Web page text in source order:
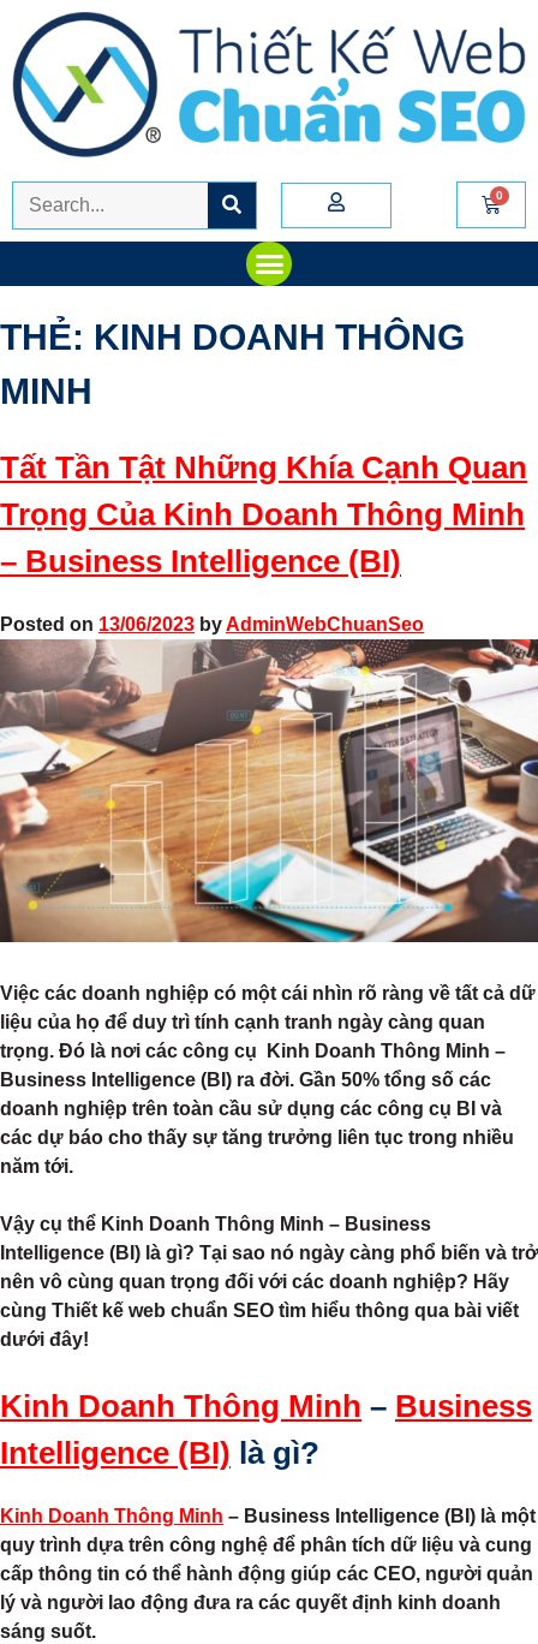
THẺ: KINH DOANH THÔNG
MINH
Tất Tần Tật Những Khía Cạnh Quan
Trọng Của Kinh Doanh Thông Minh
– Business Intelligence (BI)
Posted on 13/06/2023 byAdminWebChuanSeo
Việc các doanh nghiệp có một cái nhìn rõ ràng về tất cả dữ
liệu của họ để duy trì tính cạnh tranh ngày càng quan
trọng. Đó là nơi các công cụ
Kinh Doanh Thông Minh –
Business Intelligence (BI) ra đời. Gần 50% tổng số các
doanh nghiệp trên toàn cầu sử dụng các công cụ BI và
các dự báo cho thấy sự tăng trưởng liên tục trong nhiều
năm tới.
Vậy cụ thể Kinh Doanh Thông Minh – Business
Intelligence (BI) là gì? Tại sao nó ngày càng phổ biến và trở
nên vô cùng quan trọng đối với các doanh nghiệp? Hãy
cùng Thiết kế web chuẩn SEO tìm hiểu thông qua bài viết
dưới đây!
Kinh Doanh Thông Minh – Business
Intelligence (BI) là gì?
Kinh Doanh Thông Minh – Business Intelligence (BI) là một
quy trình dựa trên công nghệ để phân tích dữ liệu và cung
cấp thông tin có thể hành động giúp các CEO, người quản
lý và người lao động đưa ra các quyết định kinh doanh
sáng suốt.